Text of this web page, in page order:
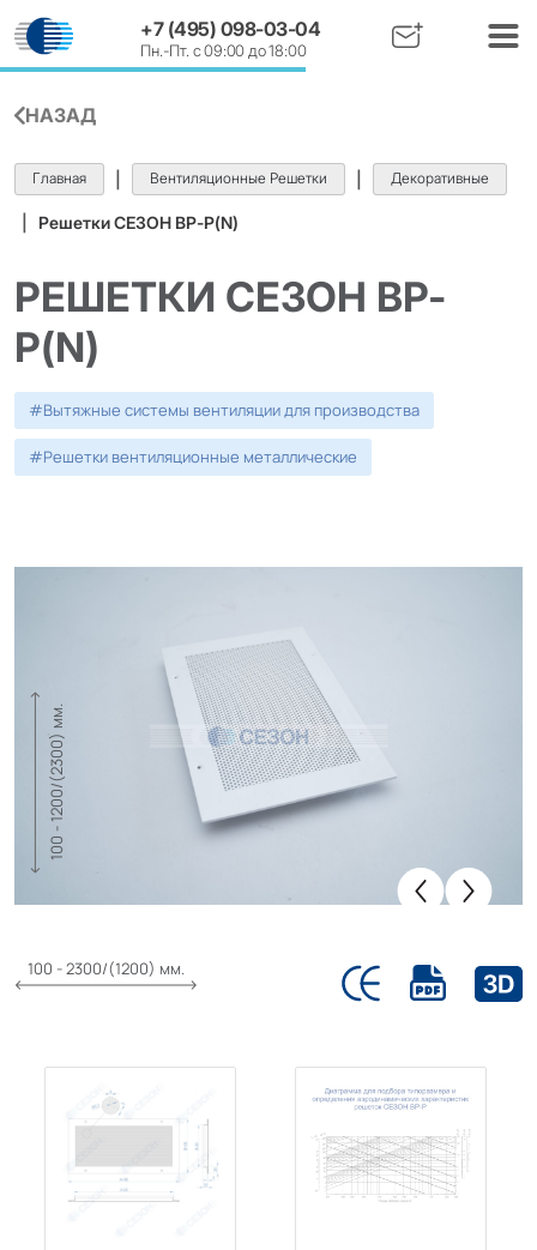
+7 (495) 098-03-04
Пн.-Пт. с 09:00 до 18:00
НАЗАД
Главная Вентиляционные Решетки Декоративные
Решетки СЕЗОН ВР-Р(N)
РЕШЕТКИ СЕЗОН ВР-
Р(N)
#Вытяжные системы вентиляции для производства
#Решетки вентиляционные металлические
100 - 1200/(2300) мм.
100 - 2300/(1200) мм.